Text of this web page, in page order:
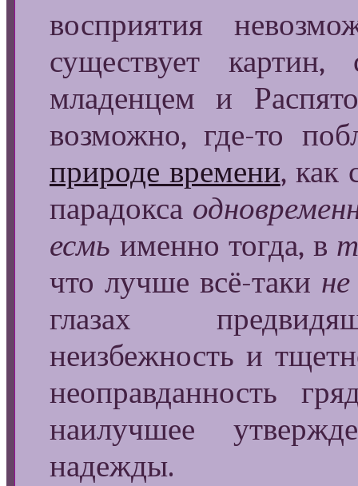
восприятия
существует
младенцем и
возможно, где-то
природе времени, как
парадокса
есмь именно тогда, в
что лучше всё-таки
глазах
неизбежность и
неоправданность
наилучшее
надежды.